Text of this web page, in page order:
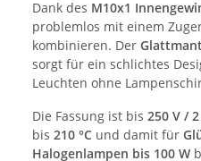
Dank des M10x1
problemlos mit einem
kombinieren. Der
sorgt für ein schlichtes
Leuchten ohne
Die Fassung ist bis 250 V /
bis 210 °C und damit für
Halogenlampen bis 100 W